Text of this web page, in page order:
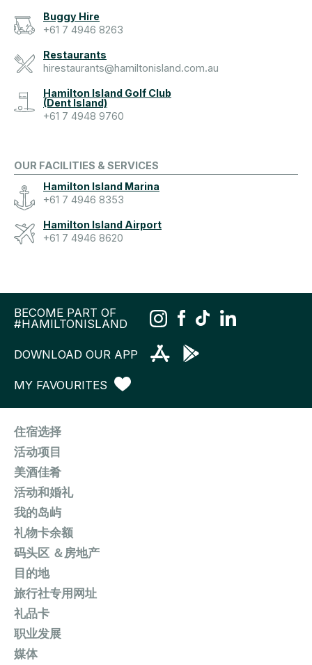
Buggy Hire
+61 7 4946 8263
Restaurants
hirestaurants@hamiltonisland.com.au
Hamilton Island Golf Club
(Dent Island)
+61 7 4948 9760
OUR FACILITIES & SERVICES
Hamilton Island Marina
+61 7 4946 8353
Hamilton Island Airport
+61 7 4946 8620
BECOME PART OF
#HAMILTONISLAND
DOWNLOAD OUR APP
MY FAVOURITES
住宿选择
活动项目
美酒佳肴
活动和婚礼
我的岛屿
礼物卡余额
码头区 ＆房地产
目的地
旅行社专用网址
礼品卡
职业发展
媒体